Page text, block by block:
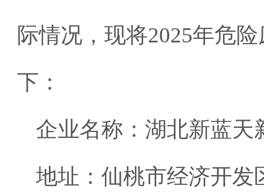
际情况，现将2025年危
下：
企业名称：湖北新蓝天
地址：仙桃市经济开发